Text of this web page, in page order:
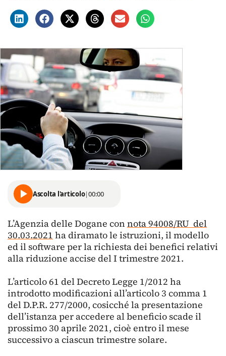
Ascolta l'articolo|00:00
L’Agenzia delle Dogane con nota 94008/RU del
30.03.2021 ha diramato le istruzioni, il modello
ed il software per la richiesta dei benefici relativi
alla riduzione accise del I trimestre 2021.
L’articolo 61 del Decreto Legge 1/2012 ha
introdotto modificazioni all’articolo 3 comma 1
del D.P.R. 277/2000, cosicché la presentazione
dell’istanza per accedere al beneficio scade il
prossimo 30 aprile 2021, cioè entro il mese
successivo a ciascun trimestre solare.